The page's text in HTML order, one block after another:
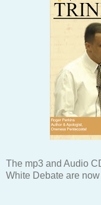
The mp3 and Audio
White Debate are